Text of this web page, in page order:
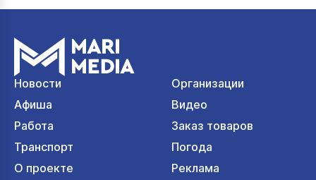
Новости
Организации
Афиша
Видео
Работа
Заказ товаров
Транспорт
Погода
О проекте
Реклама